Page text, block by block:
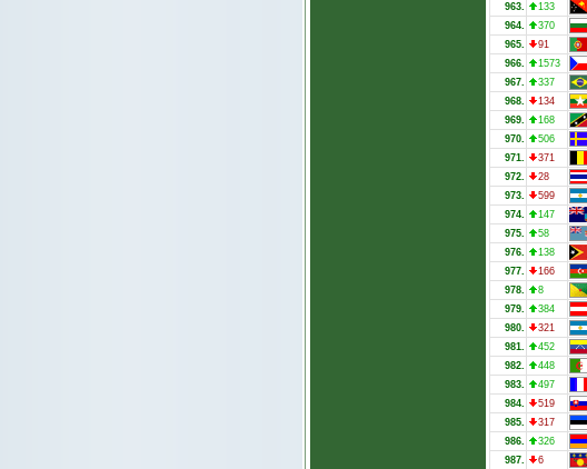
963.
133
964.
370
965.
91
966.
1573
967.
337
968.
134
969.
168
970.
506
971.
371
972.
28
973.
599
974.
147
975.
58
976.
138
977.
166
978.
8
979.
384
980.
321
981.
452
982.
448
983.
497
984.
519
985.
317
986.
326
987.
6